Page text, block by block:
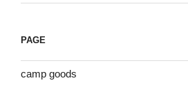
PAGE
camp goods